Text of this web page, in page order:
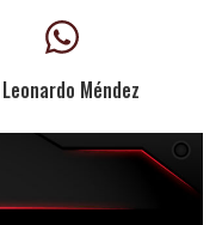
Leonardo Méndez